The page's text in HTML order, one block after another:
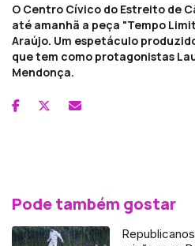
O Centro Cívico do Estreito de
até amanhã a peça "Tempo
Araújo. Um espetáculo
que tem como protagonistas
Mendonça.
Pode também gostar